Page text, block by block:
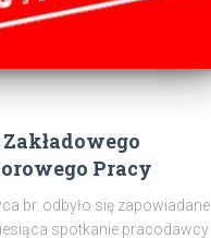
Pracy
br. odbyło się zapowiadane
spotkanie pracodawcy